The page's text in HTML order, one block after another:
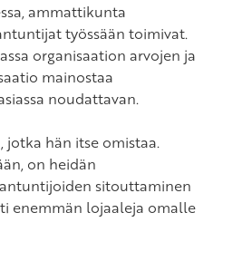
ammattikunta
työssään toimivat.
organisaation arvojen ja
mainostaa
noudattavan.
jotka hän itse omistaa.
on heidän
sitouttaminen
enemmän lojaaleja omalle